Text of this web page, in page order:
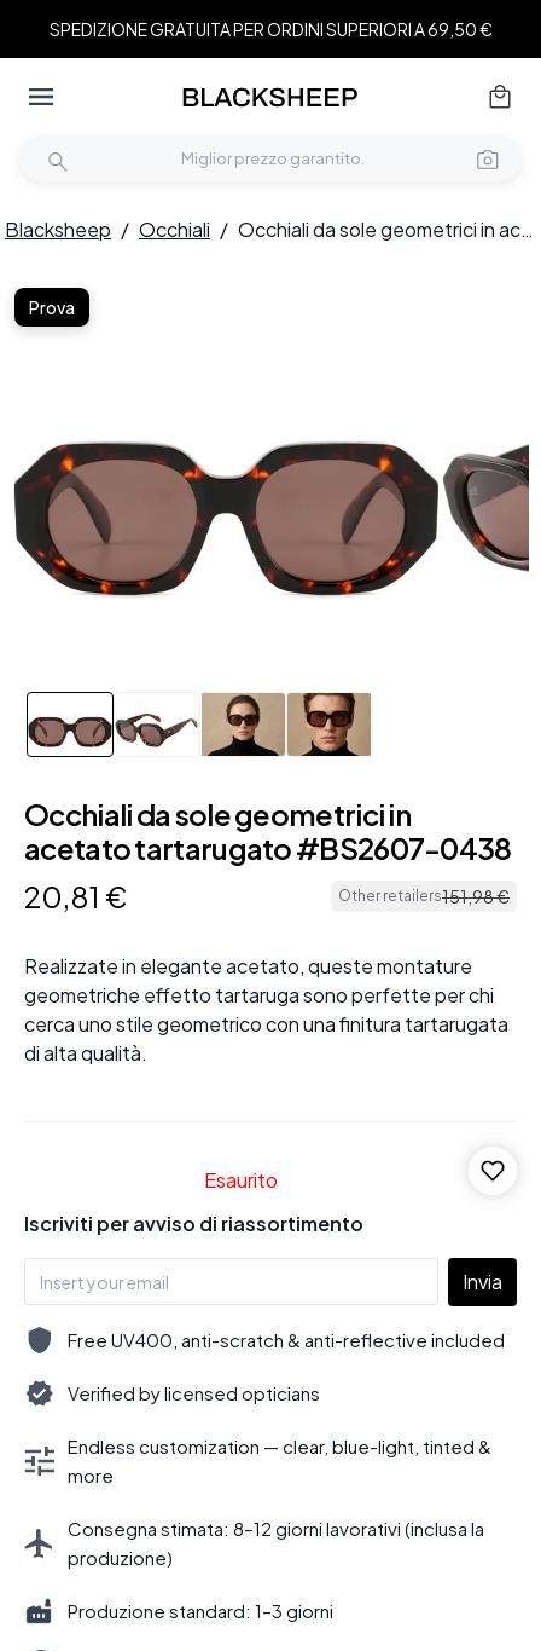
SPEDIZIONE GRATUITA PER ORDINI SUPERIORI A 69,50 €
Blacksheep / Occhiali / Occhiali da sole geometrici in acetato tartarugato #BS2607-0438
Prova
Occhiali da sole geometrici in
acetato tartarugato #BS2607-0438
20,81 € Other retailers151,98€
Realizzate in elegante acetato, queste montature
geometriche effetto tartaruga sono perfette per chi
cerca uno stile geometrico con una finitura tartarugata
di alta qualità.
Esaurito
Iscriviti per avviso di riassortimento
Invia
Free UV400, anti-scratch & anti-reflective included
Verified by licensed opticians
Endless customization — clear, blue-light, tinted &
more
Consegna stimata: 8–12 giorni lavorativi (inclusa la
produzione)
Produzione standard: 1–3 giorni